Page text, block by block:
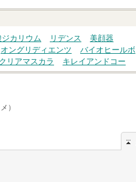
カリウム リデンス
美顔器
オングリディエンツ
バイオヒールボ
クリアマスカラ キレイアンドコー
）